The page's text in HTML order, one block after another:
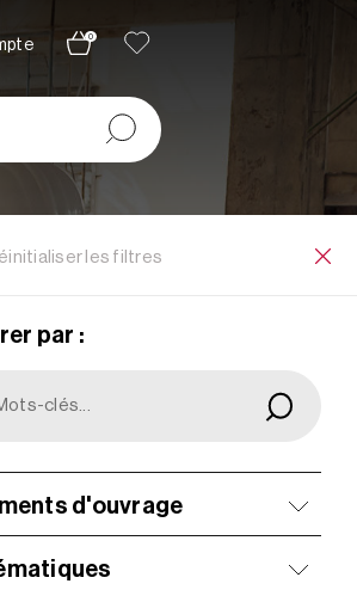
0
les filtres
par :
d'ouvrage
à vos